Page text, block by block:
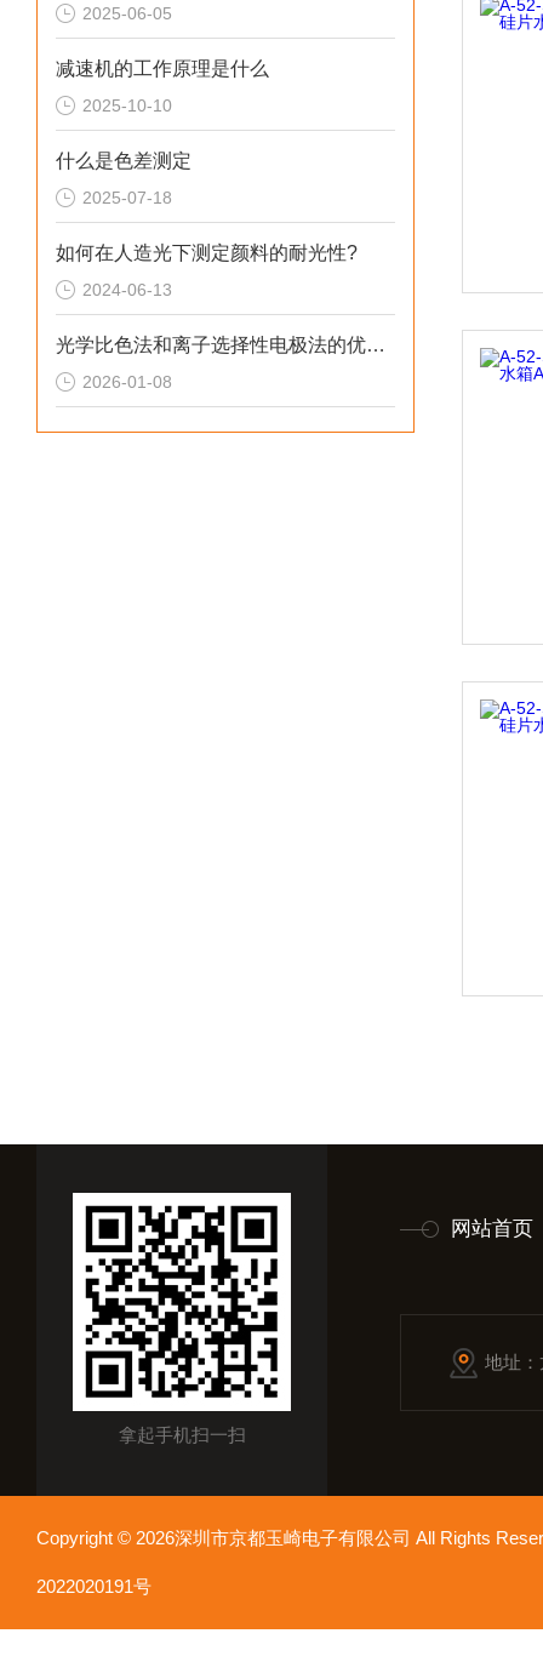
2025-06-05
减速机的工作原理是什么
2025-10-10
什么是色差测定
2025-07-18
如何在人造光下测定颜料的耐光性?
2024-06-13
光学比色法和离子选择性电极法的优缺点分别是什么
2026-01-08
拿起手机扫一扫
网站首页
地址
Copyright © 2026深圳市京都玉崎电子有限公司 All Rights
2022020191号